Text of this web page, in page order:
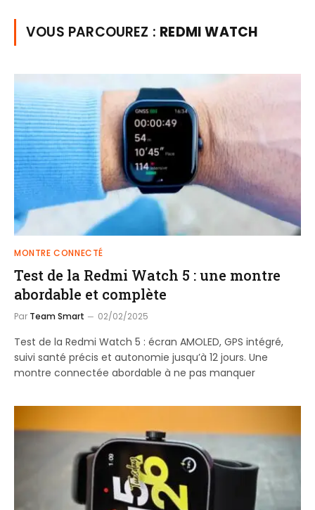
VOUS PARCOUREZ : REDMI WATCH
MONTRE CONNECTÉ
Test de la Redmi Watch 5 : une montre
abordable et complète
Par Team Smart 02/02/2025
Test de la Redmi Watch 5 : écran AMOLED, GPS intégré,
suivi santé précis et autonomie jusqu’à 12 jours. Une
montre connectée abordable à ne pas manquer